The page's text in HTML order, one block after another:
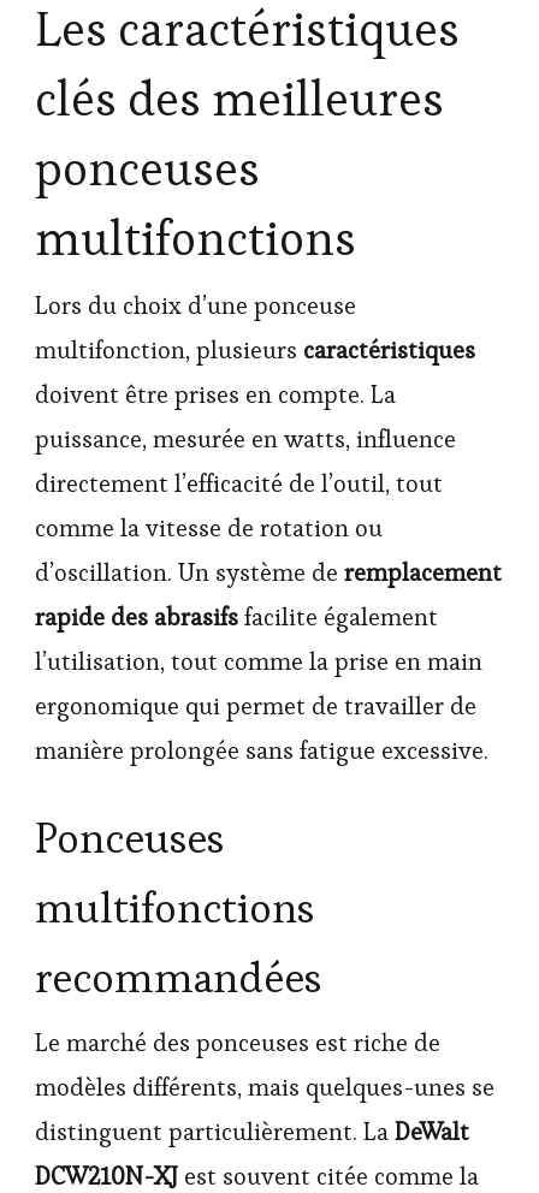
Les caractéristiques
clés des meilleures
ponceuses
multifonctions
Lors du choix d’une ponceuse
multifonction, plusieurs caractéristiques
doivent être prises en compte. La
puissance, mesurée en watts, influence
directement l’efficacité de l’outil, tout
comme la vitesse de rotation ou
d’oscillation. Un système de remplacement
rapide des abrasifsfacilite également
l’utilisation, tout comme la prise en main
ergonomique qui permet de travailler de
manière prolongée sans fatigue excessive.
Ponceuses
multifonctions
recommandées
Le marché des ponceuses est riche de
modèles différents, mais quelques-unes se
distinguent particulièrement. LaDeWalt
DCW210N-XJ est souvent citée comme la